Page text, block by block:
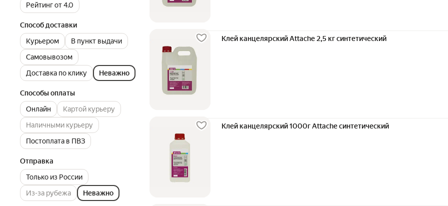
Рейтинг от 4.0
Способ доставки
Курьером
В пункт выдачи
Самовывозом
Доставка по клику
Неважно
Способы оплаты
Онлайн
Картой курьеру
Наличными курьеру
Постоплата в ПВЗ
Отправка
Только из России
Из-за рубежа
Неважно
Клей канцелярский Attache 2,5 кг синтетический
Клей канцелярский 1000г Attache синтетический